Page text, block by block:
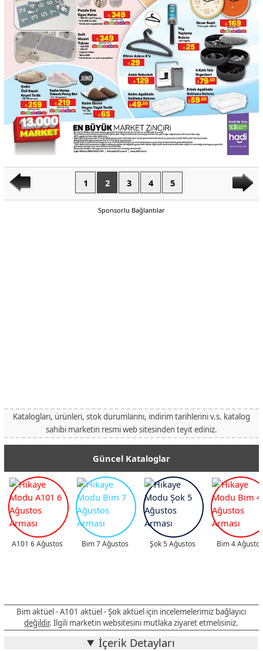
1 2 3 4 5
Sponsorlu Bağlantılar
Katalogları, ürünleri, stok durumlarını, indirim tarihlerini v.s. katalog
sahibi marketin resmi web sitesinden teyit ediniz.
Güncel Kataloglar
A101 6 Ağustos Bim 7 Ağustos Şok 5 Ağustos Bim 4 Ağustos
Bim aktüel - A101 aktüel - Şok aktüel için incelemelerimiz bağlayıcı
değildir. İlgili marketin websitesini mutlaka ziyaret etmelisiniz.
İçerik Detayları